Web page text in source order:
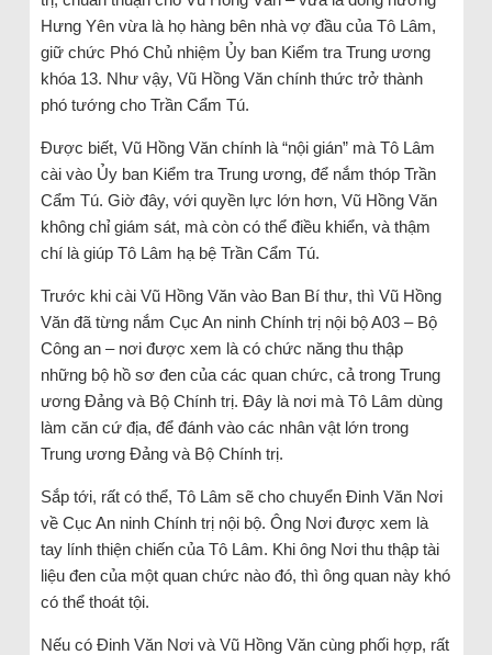
Hưng Yên vừa là họ hàng bên nhà vợ đầu của Tô Lâm,
giữ chức Phó Chủ nhiệm Ủy ban Kiểm tra Trung ương
khóa 13. Như vậy, Vũ Hồng Văn chính thức trở thành
phó tướng cho Trần Cẩm Tú.
Được biết, Vũ Hồng Văn chính là “nội gián” mà Tô Lâm
cài vào Ủy ban Kiểm tra Trung ương, để nắm thóp Trần
Cẩm Tú. Giờ đây, với quyền lực lớn hơn, Vũ Hồng Văn
không chỉ giám sát, mà còn có thể điều khiển, và thậm
chí là giúp Tô Lâm hạ bệ Trần Cẩm Tú.
Trước khi cài Vũ Hồng Văn vào Ban Bí thư, thì Vũ Hồng
Văn đã từng nắm Cục An ninh Chính trị nội bộ A03 – Bộ
Công an – nơi được xem là có chức năng thu thập
những bộ hồ sơ đen của các quan chức, cả trong Trung
ương Đảng và Bộ Chính trị. Đây là nơi mà Tô Lâm dùng
làm căn cứ địa, để đánh vào các nhân vật lớn trong
Trung ương Đảng và Bộ Chính trị.
Sắp tới, rất có thể, Tô Lâm sẽ cho chuyển Đinh Văn Nơi
về Cục An ninh Chính trị nội bộ. Ông Nơi được xem là
tay lính thiện chiến của Tô Lâm. Khi ông Nơi thu thập tài
liệu đen của một quan chức nào đó, thì ông quan này khó
có thể thoát tội.
Nếu có Đinh Văn Nơi và Vũ Hồng Văn cùng phối hợp, rất